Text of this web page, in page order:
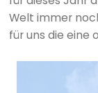
Welt immer
für uns die eine